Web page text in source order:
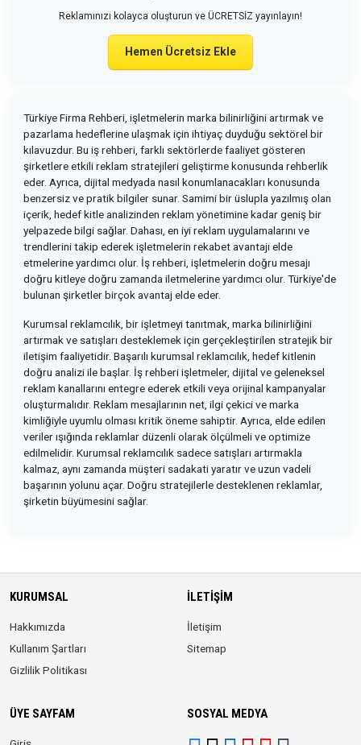
Reklamınızı kolayca oluşturun ve ÜCRETSİZ yayınlayın!
Hemen Ücretsiz Ekle
Türkiye Firma Rehberi, işletmelerin marka bilinirliğini artırmak ve
pazarlama hedeflerine ulaşmak için ihtiyaç duyduğu sektörel bir
kılavuzdur. Bu iş rehberi, farklı sektörlerde faaliyet gösteren
şirketlere etkili reklam stratejileri geliştirme konusunda rehberlik
eder. Ayrıca, dijital medyada nasıl konumlanacakları konusunda
benzersiz ve pratik bilgiler sunar. Samimi bir üslupla yazılmış olan
içerik, hedef kitle analizinden reklam yönetimine kadar geniş bir
yelpazede bilgi sağlar. Dahası, en iyi reklam uygulamalarını ve
trendlerini takip ederek işletmelerin rekabet avantajı elde
etmelerine yardımcı olur. İş rehberi, işletmelerin doğru mesajı
doğru kitleye doğru zamanda iletmelerine yardımcı olur. Türkiye'de
bulunan şirketler birçok avantaj elde eder.
Kurumsal reklamcılık, bir işletmeyi tanıtmak, marka bilinirliğini
artırmak ve satışları desteklemek için gerçekleştirilen stratejik bir
iletişim faaliyetidir. Başarılı kurumsal reklamcılık, hedef kitlenin
doğru analizi ile başlar. İş rehberi işletmeler, dijital ve geleneksel
reklam kanallarını entegre ederek etkili veya orijinal kampanyalar
oluşturmalıdır. Reklam mesajlarının net, ilgi çekici ve marka
kimliğiyle uyumlu olması kritik öneme sahiptir. Ayrıca, elde edilen
veriler ışığında reklamlar düzenli olarak ölçülmeli ve optimize
edilmelidir. Kurumsal reklamcılık sadece satışları artırmakla
kalmaz, aynı zamanda müşteri sadakati yaratır ve uzun vadeli
başarının yolunu açar. Doğru stratejilerle desteklenen reklamlar,
şirketin büyümesini sağlar.
KURUMSAL
Hakkımızda
Kullanım Şartları
Gizlilik Politikası
İLETIŞIM
İletişim
Sitemap
ÜYE SAYFAM SOSYAL MEDYA